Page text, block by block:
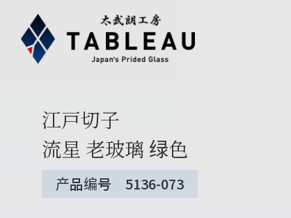
江戸切子
流星 老玻璃 绿色
产品编号 5136-073